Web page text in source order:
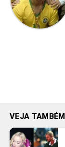
VEJA TAMBÉM